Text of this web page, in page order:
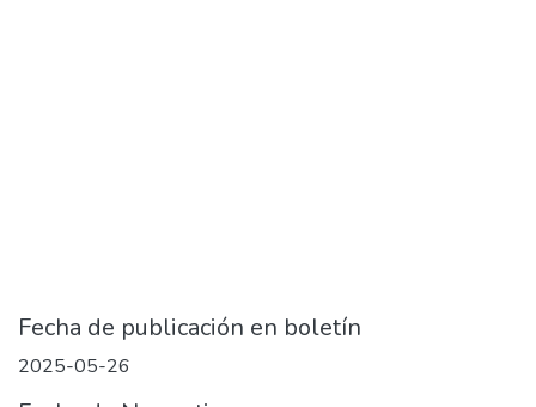
Fecha de publicación en boletín
2025-05-26